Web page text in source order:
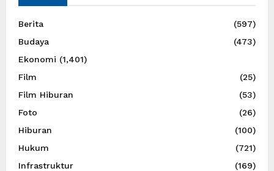
Berita
(597)
Budaya
(473)
Ekonomi (1,401)
Film
(25)
Film Hiburan
(53)
Foto
(26)
Hiburan
(100)
Hukum
(721)
Infrastruktur
(169)